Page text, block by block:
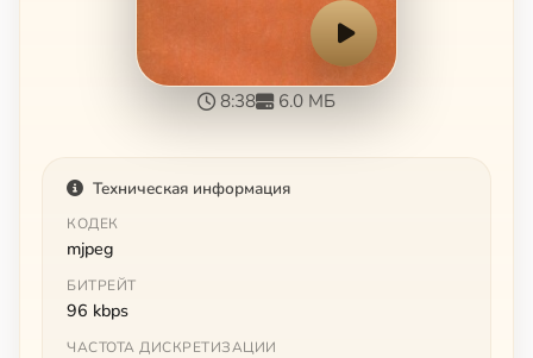
8:38 6.0 МБ
Техническая информация
КОДЕК
mjpeg
БИТРЕЙТ
96 kbps
ЧАСТОТА ДИСКРЕТИЗАЦИИ